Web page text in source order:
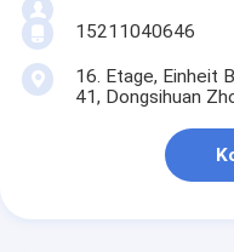
15211040646
16. Etage, Einheit
41, Dongsihuan